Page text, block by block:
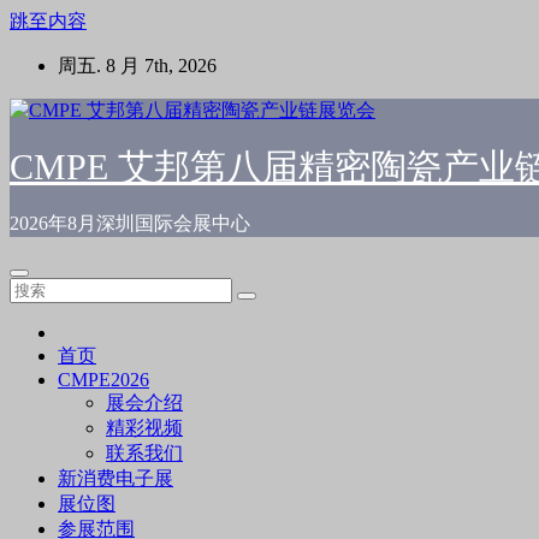
跳至内容
周五. 8 月 7th, 2026
CMPE 艾邦第八届精密陶瓷产业
2026年8月深圳国际会展中心
首页
CMPE2026
展会介绍
精彩视频
联系我们
新消费电子展
展位图
参展范围